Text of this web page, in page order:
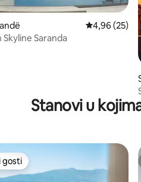
recenzija: 33
Prosječna
4,96 (25)
Saranda
Stanovi u
gosti
gosti